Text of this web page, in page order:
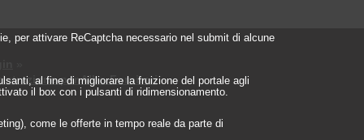
per Albo Fornitori»
per attivare ReCaptcha necessario nel submit di alcune
al fine di migliorare la fruizione del portale agli
il box con i pulsanti di ridimensionamento.
come le offerte in tempo reale da parte di